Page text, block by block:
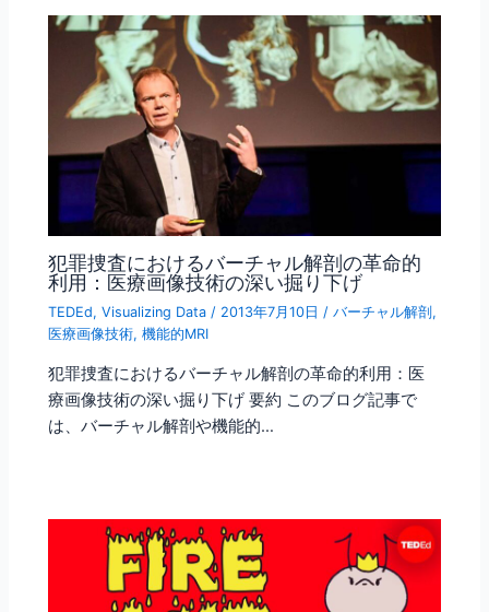
犯罪捜査におけるバーチャル解剖の革命的
利用：医療画像技術の深い掘り下げ
TEDEd,Visualizing Data / 2013年7月10日 /バーチャル解剖,
医療画像技術,機能的MRI
犯罪捜査におけるバーチャル解剖の革命的利用：医
療画像技術の深い掘り下げ 要約 このブログ記事で
は、バーチャル解剖や機能的…